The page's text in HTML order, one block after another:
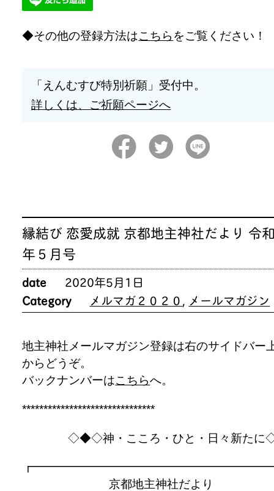
その他の登録方法はこちら をご覧ください！
「えんむすび特別祈願」受付中。
詳しくは、ご祈願ページへ
縁結び 恋愛成就 京都地主神社だより 令
年５月号
date
2020年5月1日
Category
メルマガ２０２０, メールマガジン
地主神社メールマガジン登録は右のサイドバー
からどうぞ。
バックナンバーはこちらへ。
*******************************
◇◆◇神・こころ・ひと・日々新た
京都地主神社だより